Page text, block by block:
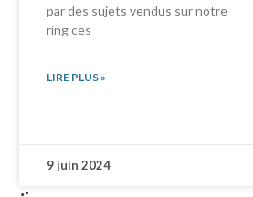
par des sujets vendus sur notre
ring ces
LIRE PLUS »
9 juin 2024